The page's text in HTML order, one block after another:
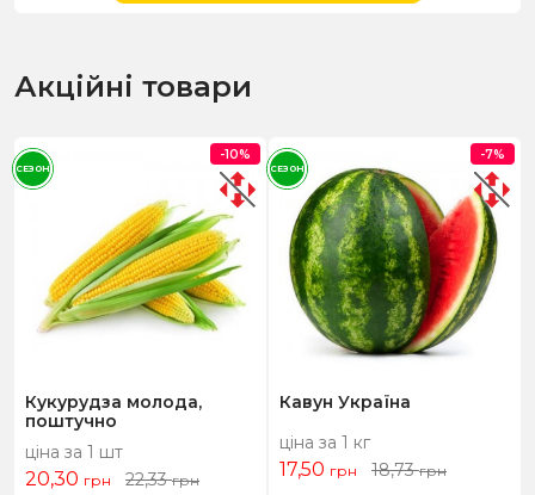
Акційні товари
Кукурудза молода,
поштучно
ціна за 1 шт
20,30 грн 22,33грн
-10%
СЕЗОН
Кавун Україна
ціна за 1 кг
17,50 грн 18,73грн
-7%
СЕЗОН